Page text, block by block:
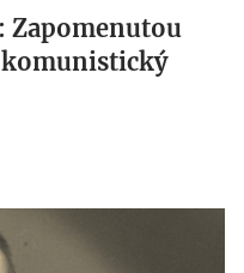
Zapomenutou
komunistický